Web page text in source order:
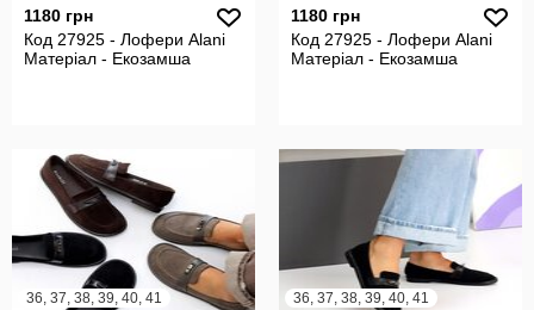
1180 грн
Код 27925 - Лофери Alani
Матеріал - Екозамша
1180 грн
Код 27925 - Лофери Alani
Матеріал - Екозамша
36, 37, 38, 39, 40, 41 36, 37, 38, 39, 40, 41